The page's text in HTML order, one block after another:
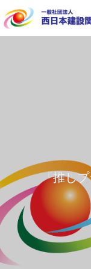
『推し